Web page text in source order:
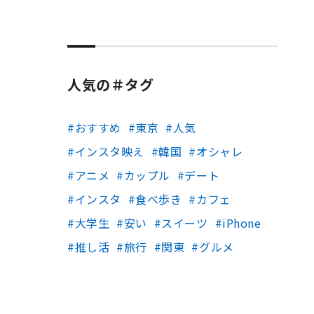
人気の＃タグ
おすすめ 東京
人気
インスタ映え
韓国
オシャレ
アニメ
カップル
デート
インスタ
食べ歩き
カフェ
大学生
安い スイーツ
iPhone
推し活
旅行 関東 グルメ